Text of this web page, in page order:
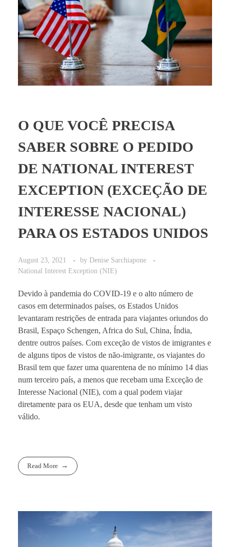
BLOG
O QUE VOCÊ PRECISA
SABER SOBRE O PEDIDO
DE NATIONAL INTEREST
EXCEPTION (EXCEÇÃO DE
INTERESSE NACIONAL)
PARA OS ESTADOS UNIDOS
August 23, 2021 by Denise Sarchiapone
National Interest Exception (NIE)
Devido à pandemia do COVID-19 e o alto número de
casos em determinados países, os Estados Unidos
levantaram restrições de entrada para viajantes oriundos do
Brasil, Espaço Schengen, Africa do Sul, China, Índia,
dentre outros países. Com exceção de vistos de imigrantes e
de alguns tipos de vistos de não-imigrante, os viajantes do
Brasil tem que fazer uma quarentena de no mínimo 14 dias
num terceiro país, a menos que recebam uma Exceção de
Interesse Nacional (NIE), com a qual podem viajar
diretamente para os EUA, desde que tenham um visto
válido.
Read More